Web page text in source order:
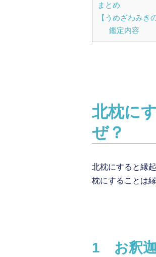
まとめ
【うめざわみき
鑑定内容
北枕に
ぜ？
北枕にすると縁
枕にすることは
1 お釈迦